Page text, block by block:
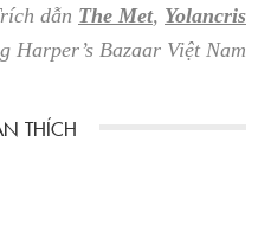
dẫn The Met, Yolancris
Harper’s Bazaar Việt Nam